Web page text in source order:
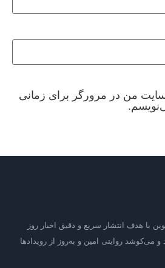
من در مرورگر برای زمانی
با هدف انتشار سریع و دقیق اخبار روز
می‌کوشد روایتی امین و به‌روز از رویدادها